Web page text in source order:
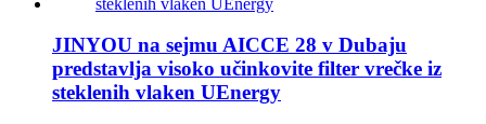
JINYOU na sejmu AICCE 28 v Dubaju
predstavlja visoko učinkovite filter vrečke iz
steklenih vlaken UEnergy